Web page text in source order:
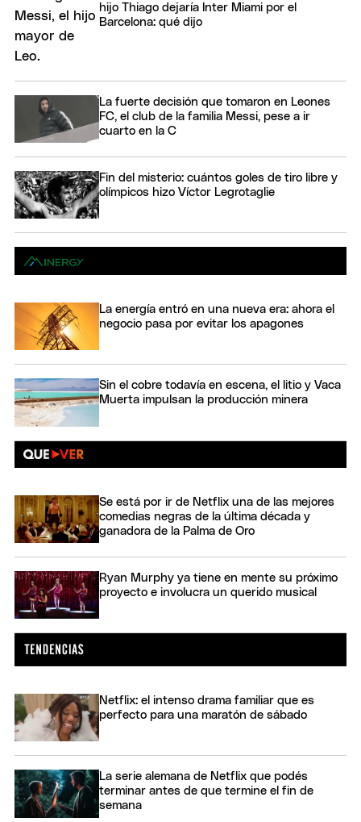
hijo Thiago dejaría Inter Miami por el
Barcelona: qué dijo
La fuerte decisión que tomaron en Leones
FC, el club de la familia Messi, pese a ir
cuarto en la C
Fin del misterio: cuántos goles de tiro libre y
olímpicos hizo Víctor Legrotaglie
La energía entró en una nueva era: ahora el
negocio pasa por evitar los apagones
Sin el cobre todavía en escena, el litio y Vaca
Muerta impulsan la producción minera
Se está por ir de Netflix una de las mejores
comedias negras de la última década y
ganadora de la Palma de Oro
Ryan Murphy ya tiene en mente su próximo
proyecto e involucra un querido musical
Netflix: el intenso drama familiar que es
perfecto para una maratón de sábado
La serie alemana de Netflix que podés
terminar antes de que termine el fin de
semana